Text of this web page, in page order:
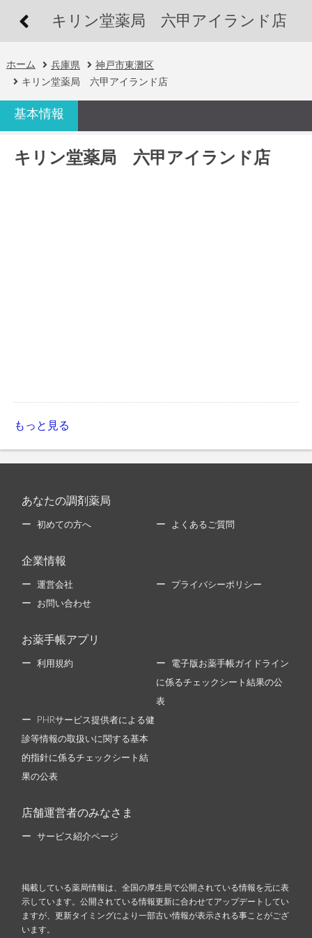
キリン堂薬局 六甲アイランド店
ホーム 兵庫県
神戸市東灘区
キリン堂薬局 六甲アイランド店
基本情報
キリン堂薬局 六甲アイランド店
もっと見る
あなたの調剤薬局
初めての方へ よくあるご質問
企業情報
運営会社 プライバシーポリシー
お問い合わせ
お薬手帳アプリ
利用規約 電子版お薬手帳ガイドライン
に係るチェックシート結果の公
表
PHRサービス提供者による健
診等情報の取扱いに関する基本
的指針に係るチェックシート結
果の公表
店舗運営者のみなさま
サービス紹介ページ
掲載している薬局情報は、全国の厚生局で公開されている情報を元に表
示しています。公開されている情報更新に合わせてアップデートしてい
ますが、更新タイミングにより一部古い情報が表示される事ことがござ
います。